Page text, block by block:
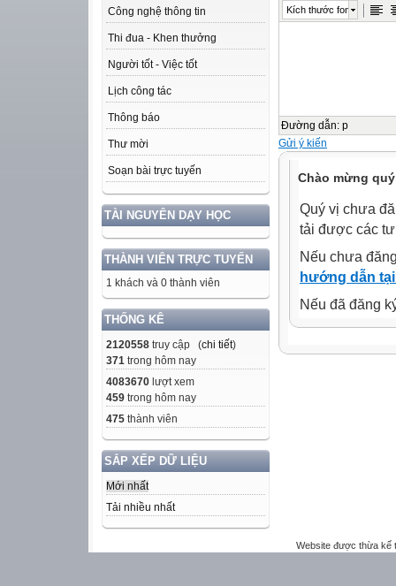
Công nghệ thông tin
Thi đua - Khen thưởng
Người tốt - Việc tốt
Lịch công tác
Thông báo
Thư mời
Soạn bài trực tuyến
TÀI NGUYÊN DẠY HỌC
THÀNH VIÊN TRỰC TUYẾN
1 khách và 0 thành viên
THỐNG KÊ
2120558 truy cập (chi tiết)
371 trong hôm nay
4083670 lượt xem
459 trong hôm nay
475 thành viên
SẮP XẾP DỮ LIỆU
Mới nhất
Tải nhiều nhất
Kích thước font
Đường dẫn: p
Gửi ý kiến
Chào mừng quý
Quý vị chưa
tải được các
Nếu chưa
hướng dẫn
Nếu đã đăng
Website được thừa kế